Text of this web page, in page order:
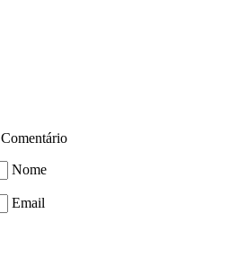
Comentário
Nome
Email